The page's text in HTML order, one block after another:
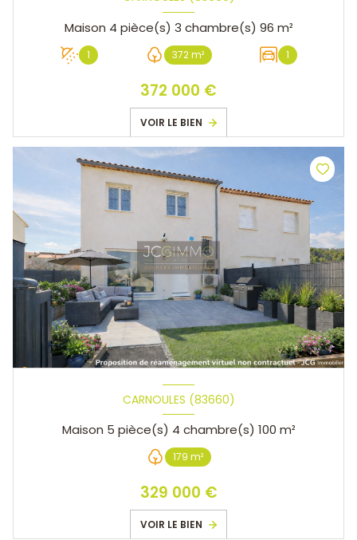
Maison 4 pièce(s) 3 chambre(s) 96 m²
1 372 m² 1
372 000 €
VOIR LE BIEN
CARNOULES (83660)
Maison 5 pièce(s) 4 chambre(s) 100 m²
179 m²
329 000 €
VOIR LE BIEN